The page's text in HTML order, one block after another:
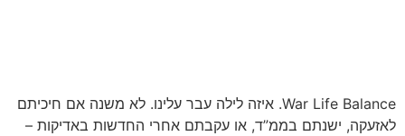
War Life Balance. איזה לילה עבר עלינו. לא משנה אם חיכיתם
לאזעקה, ישנתם בממ”ד, או עקבתם אחרי החדשות באדיקות –